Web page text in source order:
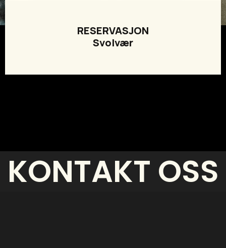
RESERVASJON
Svolvær
KONTAKT OSS